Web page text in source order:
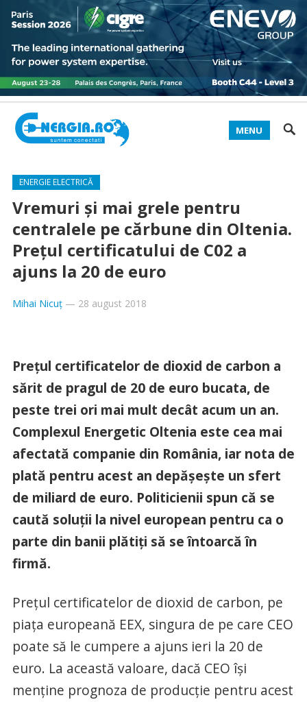
MENU
ENERGIE ELECTRICĂ
Vremuri şi mai grele pentru
centralele pe cărbune din Oltenia.
Preţul certificatului de C02 a
ajuns la 20 de euro
Mihai Nicuț— 28 august 2018
Preţul certificatelor de dioxid de carbon a
sărit de pragul de 20 de euro bucata, de
peste trei ori mai mult decât acum un an.
Complexul Energetic Oltenia este cea mai
afectată companie din România, iar nota de
plată pentru acest an depăşeşte un sfert
de miliard de euro. Politicienii spun că se
caută soluţii la nivel european pentru ca o
parte din banii plătiţi să se întoarcă în
firmă.
Preţul certificatelor de dioxid de carbon, pe
piaţa europeană EEX, singura de pe care CEO
poate să le cumpere a ajuns ieri la 20 de
euro. La această valoare, dacă CEO îşi
menţine prognoza de producţie pentru acest